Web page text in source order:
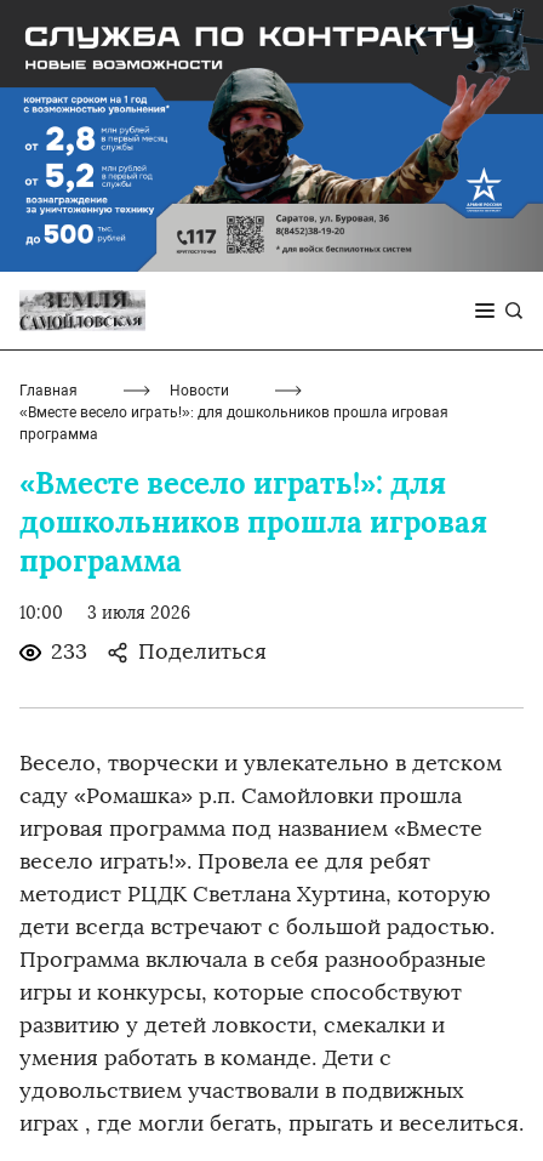
Главная
Новости
«Вместе весело играть!»: для дошкольников прошла игровая
программа
«Вместе весело играть!»: для
дошкольников прошла игровая
программа
10:00 3 июля 2026
233 Поделиться
Весело, творчески и увлекательно в детском
саду «Ромашка» р.п. Самойловки прошла
игровая программа под названием «Вместе
весело играть!». Провела ее для ребят
методист РЦДК Светлана Хуртина, которую
дети всегда встречают с большой радостью.
Программа включала в себя разнообразные
игры и конкурсы, которые способствуют
развитию у детей ловкости, смекалки и
умения работать в команде. Дети с
удовольствием участвовали в подвижных
играх , где могли бегать, прыгать и веселиться.